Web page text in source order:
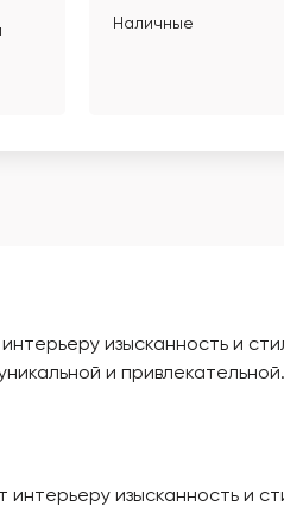
Наличные
изысканность и
и привлекательной.
изысканность и